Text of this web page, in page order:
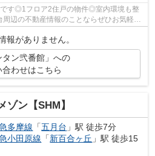
す◎1フロア2住戸の物件◎室内環境も整
辺の不動産情報のことならぜひお気軽に
報がありません。
タン弐番館」への
合わせはこちら
ゾン【SHM】
多摩線 「五月台 」駅 徒歩7分
小田原線 「新百合ヶ丘 」駅 徒歩15